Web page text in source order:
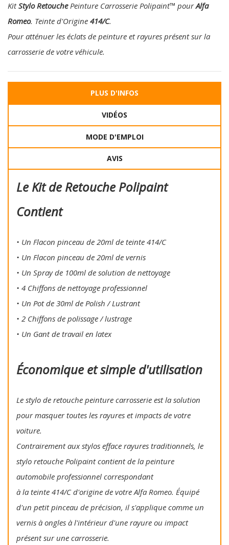
KitStylo RetouchePeinture Carrosserie Polipaint™ pourAlfa
Romeo. Teinte d'Origine 414/C.
Pour atténuer les éclats de peinture et rayures présent sur la
carrosserie de votre véhicule.
PLUS D'INFOS
VIDÉOS
MODE D'EMPLOI
AVIS
Le Kit de Retouche Polipaint
Contient
• Un Flacon pinceau de 20ml de teinte 414/C
• Un Flacon pinceau de 20ml de vernis
• Un Spray de 100ml de solution de nettoyage
• 4 Chiffons de nettoyage professionnel
• Un Pot de 30ml de Polish / Lustrant
• 2 Chiffons de polissage / lustrage
• Un Gant de travail en latex
Économique et simple d'utilisation
Le stylo de retouche peinture carrosserie est la solution
pour masquer toutes les rayures et impacts de votre
voiture.
Contrairement aux stylos efface rayures traditionnels, le
stylo retouche Polipaint contient de la peinture
automobile professionnel correspondant
à la teinte 414/C d'origine de votre Alfa Romeo. Équipé
d'un petit pinceau de précision, il s'applique comme un
vernis à ongles à l'intérieur d'une rayure ou impact
présent sur une carrosserie.